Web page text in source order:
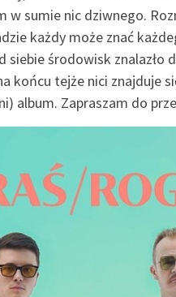
w sumie nic dziwnego.
każdy może znać
środowisk znalazło
końcu tejże nici znajduje
album. Zapraszam do